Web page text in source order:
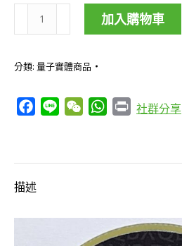
訊
強
器
加入購物車
分類: 量子實體商品
Facebook
Line WeChatWhatsApp
Print
社群分享
描述